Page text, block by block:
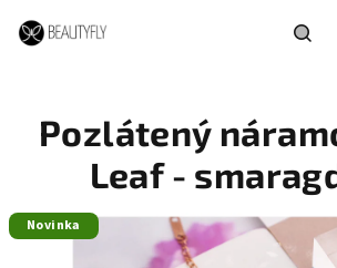
Pozlátený
Leaf -
Novinka